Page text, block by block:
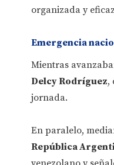
organizada y
Emergencia
Mientras
Delcy Rodríguez,
jornada.
En paralelo,
República